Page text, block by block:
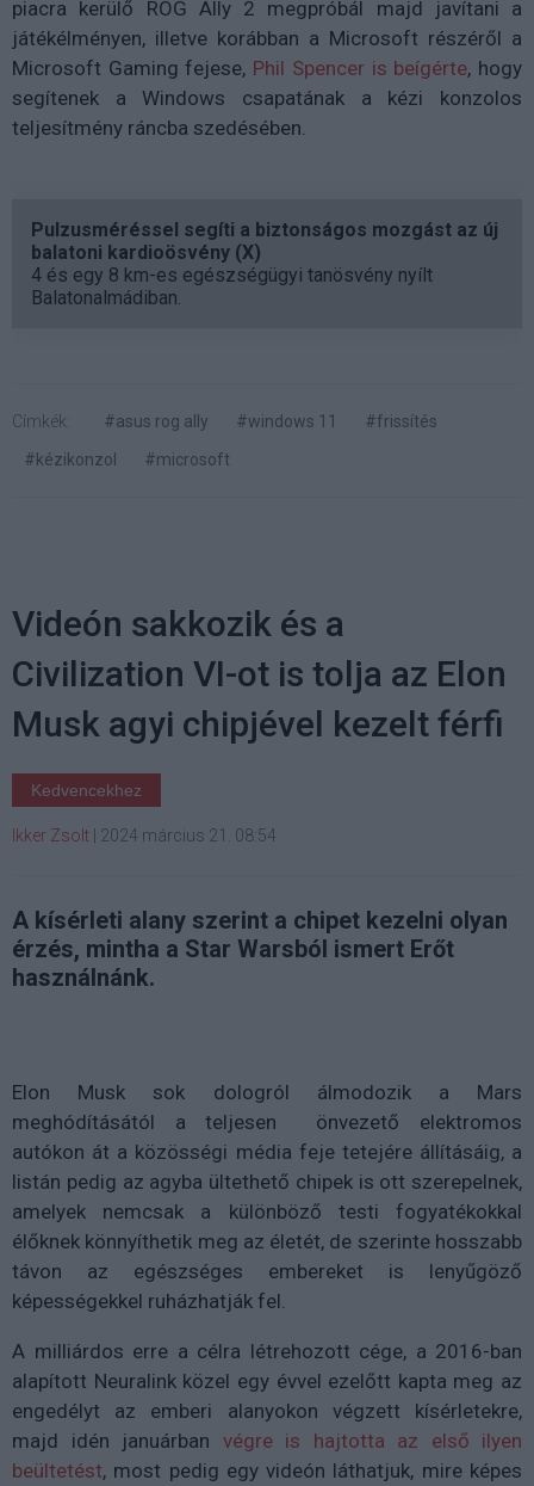
piacra kerülő ROG Ally 2 megpróbál majd javítani a
játékélményen, illetve korábban a Microsoft részéről a
Microsoft Gaming fejese, Phil Spencer is beígérte, hogy
segítenek a Windows csapatának a kézi konzolos
teljesítmény ráncba szedésében.
Pulzusméréssel segíti a biztonságos mozgást az új
balatoni kardioösvény (X)
4 és egy 8 km-es egészségügyi tanösvény nyílt
Balatonalmádiban.
Címkék: #asus rog ally #windows 11
#frissítés
#kézikonzol
#microsoft
Videón sakkozik és a
Civilization VI-ot is tolja az Elon
Musk agyi chipjével kezelt férfi
Kedvencekhez
Ikker Zsolt 2024 március 21. 08:54
A kísérleti alany szerint a chipet kezelni olyan
érzés, mintha a Star Warsból ismert Erőt
használnánk.
Elon Musk sok dologról álmodozik a Mars
meghódításától a teljesen önvezető elektromos
autókon át a közösségi média feje tetejére állításáig, a
listán pedig az agyba ültethető chipek is ott szerepelnek,
amelyek nemcsak a különböző testi fogyatékokkal
élőknek könnyíthetik meg az életét, de szerinte hosszabb
távon az egészséges embereket is lenyűgöző
képességekkel ruházhatják fel.
A milliárdos erre a célra létrehozott cége, a 2016-ban
alapított Neuralink közel egy évvel ezelőtt kapta meg az
engedélyt az emberi alanyokon végzett kísérletekre,
majd idén januárban végre is hajtotta az első ilyen
beültetést, most pedig egy videón láthatjuk, mire képes